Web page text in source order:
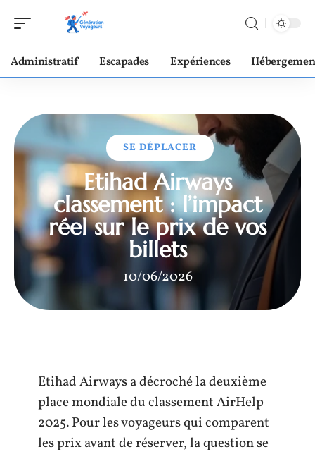
Administratif Escapades Expériences
SE DÉPLACER
Etihad Airways
classement : l’impact
réel sur le prix de vos
billets
10/06/2026
Etihad Airways a décroché la deuxième
place mondiale du classement AirHelp
2025. Pour les voyageurs qui comparent
les prix avant de réserver, la question se